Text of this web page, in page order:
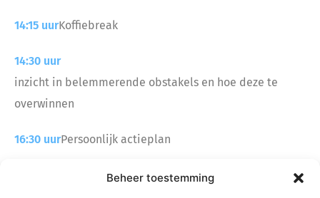
Beheer toestemming
14:15 uurKoffiebreak
14:30 uur
inzicht in belemmerende obstakels en hoe deze te
overwinnen
16:30 uurPersoonlijk actieplan